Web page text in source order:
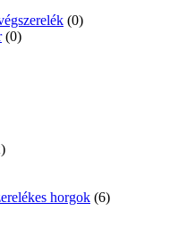
(0)
(0)
horgok (6)